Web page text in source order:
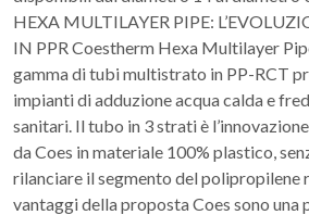
HEXA MULTILAYER PIPE:
IN PPR Coestherm Hexa Multilayer
gamma di tubi multistrato in PP-RCT
impianti di adduzione acqua calda e
sanitari. Il tubo in 3 strati è
da Coes in materiale 100% plastico,
rilanciare il segmento del polipropilene
vantaggi della proposta Coes sono